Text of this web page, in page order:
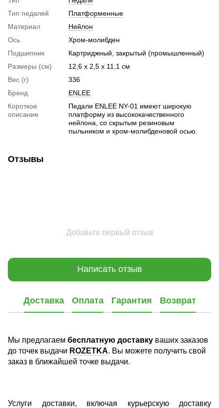
Тип педалей
Платформенные
Материал
Нейлон
Ось
Хром-молибден
Подшипник
Картриджный, закрытый (промышленный)
Размеры (см)
12,6 x 2,5 x 11,1 см
Вес (г)
336
Бренд
ENLEE
Короткое
описание
Педали ENLEE NY-01 имеют широкую
платформу из высококачественного
нейлона, со скрытым резиновым
пыльником и хром-молибденовой осью.
Отзывы
Добавьте первый отзыв
Написать отзыв
Доставка Оплата Гарантия Возврат
Мы предлагаем бесплатную доставку ваших заказов
до точек выдачи ROZETKA. Вы можете получить свой
заказ в ближайшей точке выдачи.
Услуги доставки, включая курьерскую доставку